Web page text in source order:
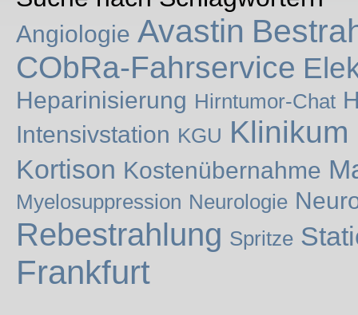
Angiologie Avastin
CObRa-Fahrservice
Heparinisierung Hirntumor-Chat
Intensivstation KGU
Kortison Kostenübernahme
Myelosuppression Neurologie
Rebestrahlung Spritze
Frankfurt